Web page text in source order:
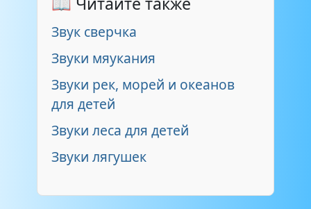
Звук сверчка
Звуки мяукания
Звуки рек, морей и океанов
для детей
Звуки леса для детей
Звуки лягушек